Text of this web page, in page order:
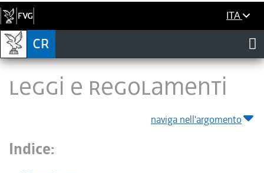
ITA
LEGGI E REGOLAMENTI
naviga nell'argomento
Indice: